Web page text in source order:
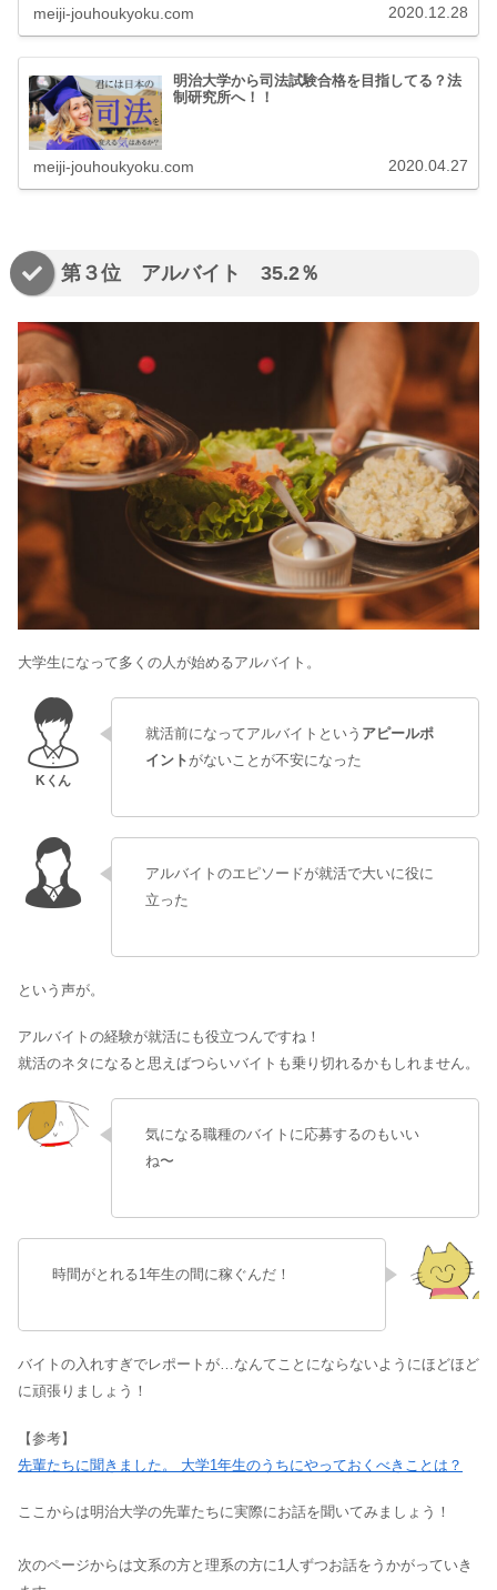
meiji-jouhoukyoku.com 2020.12.28
明治大学から司法試験合格を目指してる？法
制研究所へ！！
meiji-jouhoukyoku.com 2020.04.27
第３位 アルバイト 35.2％
大学生になって多くの人が始めるアルバイト。
就活前になってアルバイトという アピールポ
イント がないことが不安になった
アルバイトのエピソードが就活で大いに役に
立った
という声が。
アルバイトの経験が就活にも役立つんですね！
就活のネタになる と思えばつらいバイトも乗り切れるかもしれません。
気になる職種のバイトに応募するのもいい
ね〜
時間がとれる1年生の間に稼ぐんだ！
バイトの入れすぎでレポートが…なんてことにならないようにほどほど
に頑張りましょう！
【参考】
先輩たちに聞きました。 大学1年生のうちにやっておくべきことは？
ここからは明治大学の先輩たちに実際にお話を聞いてみましょう！
次のページからは文系の方と理系の方に1人ずつお話をうかがっていき